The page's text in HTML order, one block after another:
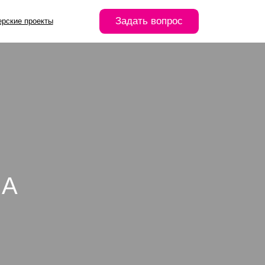
Задать вопрос